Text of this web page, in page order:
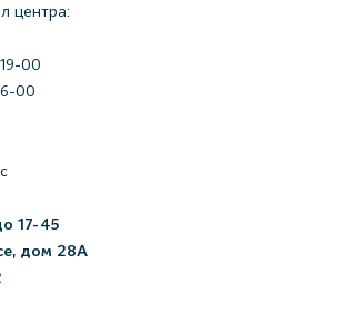
центра:
00
00
17-45
дом 28А